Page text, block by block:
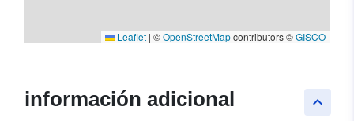
Leaflet | ©OpenStreetMapcontributors ©GISCO
keyboard_arrow_up
información adicional